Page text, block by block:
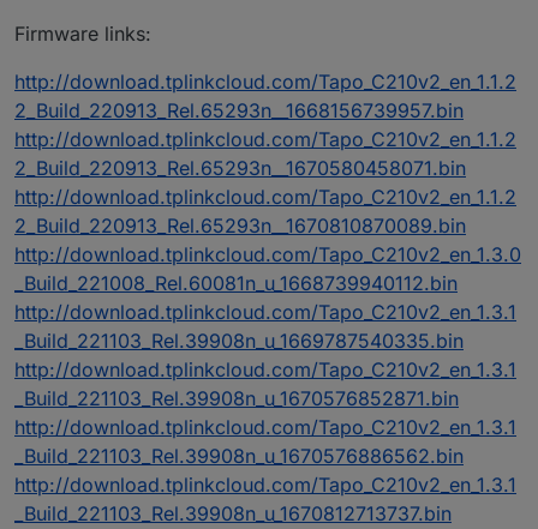
Firmware links:
http://download.tplinkcloud.com/Tapo_C210v2_en_1.1.2
2_Build_220913_Rel.65293n__1668156739957.bin
http://download.tplinkcloud.com/Tapo_C210v2_en_1.1.2
2_Build_220913_Rel.65293n__1670580458071.bin
http://download.tplinkcloud.com/Tapo_C210v2_en_1.1.2
2_Build_220913_Rel.65293n__1670810870089.bin
http://download.tplinkcloud.com/Tapo_C210v2_en_1.3.0
_Build_221008_Rel.60081n_u_1668739940112.bin
http://download.tplinkcloud.com/Tapo_C210v2_en_1.3.1
_Build_221103_Rel.39908n_u_1669787540335.bin
http://download.tplinkcloud.com/Tapo_C210v2_en_1.3.1
_Build_221103_Rel.39908n_u_1670576852871.bin
http://download.tplinkcloud.com/Tapo_C210v2_en_1.3.1
_Build_221103_Rel.39908n_u_1670576886562.bin
http://download.tplinkcloud.com/Tapo_C210v2_en_1.3.1
_Build_221103_Rel.39908n_u_1670812713737.bin